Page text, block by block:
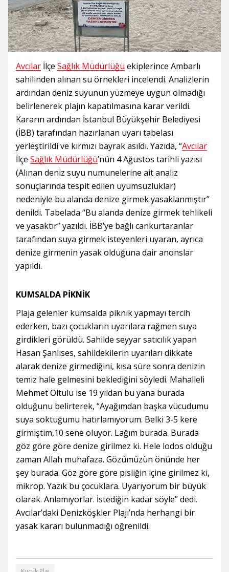
Avcılar İlçe Sağlık Müdürlüğü ekiplerince Ambarlı
sahilinden alınan su örnekleri incelendi. Analizlerin
ardından deniz suyunun yüzmeye uygun olmadığı
belirlenerek plajın kapatılmasına karar verildi.
Kararın ardından İstanbul Büyükşehir Belediyesi
(İBB) tarafından hazırlanan uyarı tabelası
yerleştirildi ve kırmızı bayrak asıldı. Yazıda, “Avcılar
İlçe Sağlık Müdürlüğü’nün 4 Ağustos tarihli yazısı
(Alınan deniz suyu numunelerine ait analiz
sonuçlarında tespit edilen uyumsuzluklar)
nedeniyle bu alanda denize girmek yasaklanmıştır”
denildi. Tabelada “Bu alanda denize girmek tehlikeli
ve yasaktır” yazıldı. İBB’ye bağlı cankurtaranlar
tarafından suya girmek isteyenleri uyaran, ayrıca
denize girmenin yasak olduğuna dair anonslar
yapıldı.
KUMSALDA PİKNİK
Plaja gelenler kumsalda piknik yapmayı tercih
ederken, bazı çocukların uyarılara rağmen suya
girdikleri görüldü. Sahilde seyyar satıcılık yapan
Hasan Şanlıses, sahildekilerin uyarıları dikkate
alarak denize girmediğini, kısa süre sonra denizin
temiz hale gelmesini beklediğini söyledi. Mahalleli
Mehmet Oltulu ise 19 yıldan bu yana burada
olduğunu belirterek, “Ayağımdan başka vücudumu
suya soktuğumu hatırlamıyorum. Belki 3-5 kere
girmiştim,10 sene oluyor. Lağım burada. Burada
göz göre göre denize girilmez ki. Hele lodos olduğu
zaman Allah muhafaza. Gözümüzün önünde her
şey burada. Göz göre göre pisliğin içine girilmez ki,
mikrop. Yazık bu çocuklara. Uyarıyorum bir büyük
olarak. Anlamıyorlar. İstediğin kadar söyle” dedi.
Avcılar’daki Denizköşkler Plajı’nda herhangi bir
yasak kararı bulunmadığı öğrenildi.